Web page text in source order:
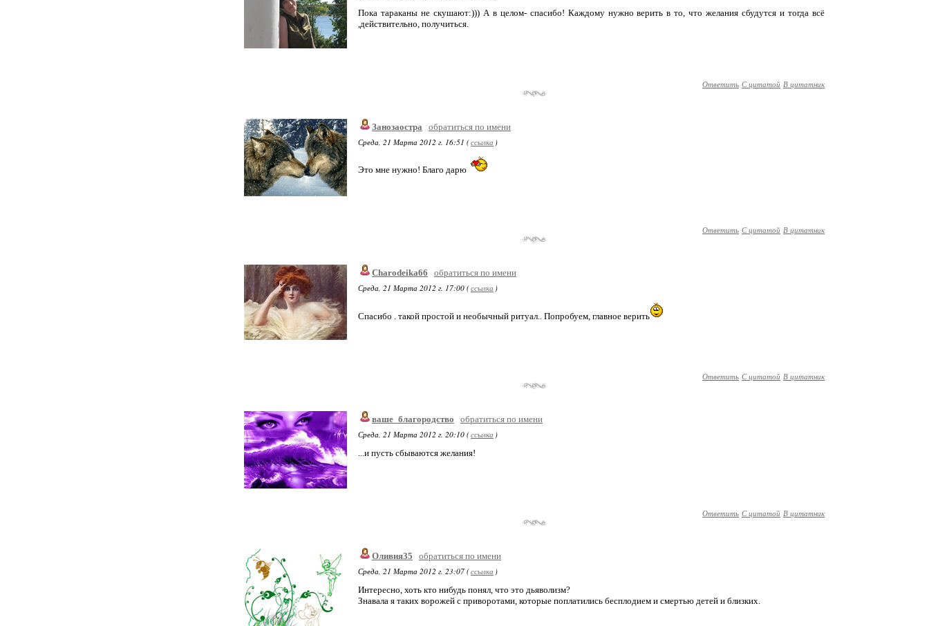
Пока тараканы не скушают:))) А в целом- спасибо! Каждому нужно верить в то, что желания сбудутся и тогда всё
,действительно, получиться.
Ответить С цитатой В цитатник
Занозаостра
обратиться по имени
Среда, 21 Марта 2012 г. 16:51 (ссылка )
Это мне нужно! Благо дарю
Ответить С цитатой В цитатник
Charodeika66
обратиться по имени
Среда, 21 Марта 2012 г. 17:00 (ссылка )
Спасибо . такой простой и необычный ритуал.. Попробуем, главное верить
Ответить С цитатой В цитатник
ваше_благородство
обратиться по имени
Среда, 21 Марта 2012 г. 20:10 (ссылка )
...и пусть сбываются желания!
Ответить С цитатой В цитатник
Оливия35
обратиться по имени
Среда, 21 Марта 2012 г. 23:07 (ссылка )
Интересно, хоть кто нибудь понял, что это дьяволизм?
Знавала я таких ворожей с приворотами, которые поплатились бесплодием и смертью детей и близких.